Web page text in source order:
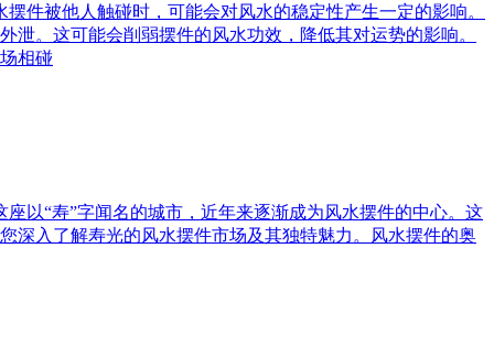
件被他人触碰时，可能会对风水的稳定性产生一定的影响。
。这可能会削弱摆件的风水功效，降低其对运势的影响。
相碰
以“寿”字闻名的城市，近年来逐渐成为风水摆件的中心。这
深入了解寿光的风水摆件市场及其独特魅力。风水摆件的奥